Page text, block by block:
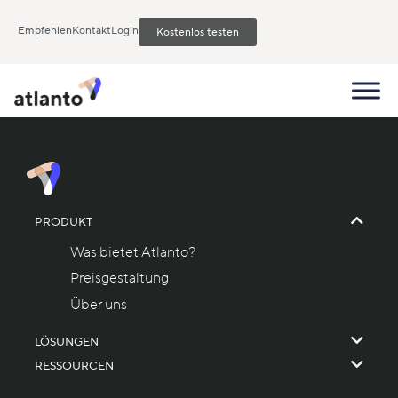
EmpfehlenKontaktLogin Kostenlos testen
PRODUKT
Was bietet Atlanto?
Preisgestaltung
Über uns
LÖSUNGEN
RESSOURCEN